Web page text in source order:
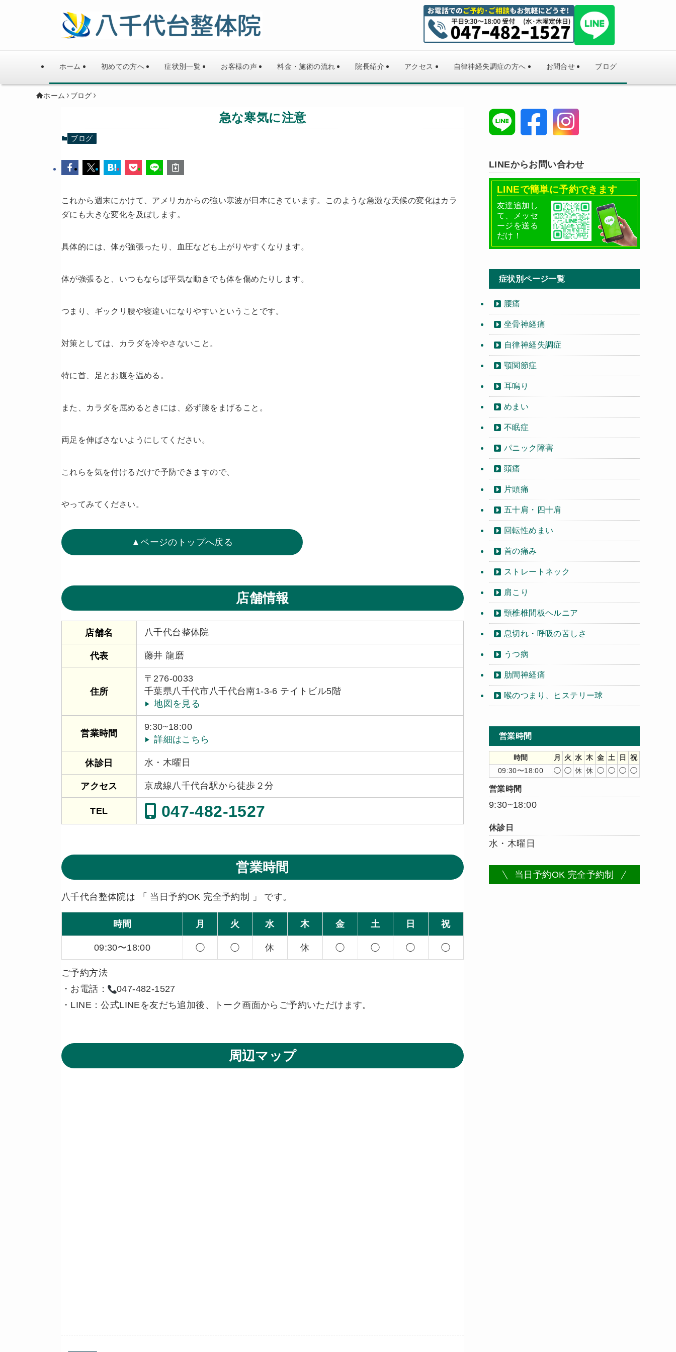
ホーム 初めての方へ 症状別一覧 お客様の声 料金・施術の流れ 院長紹介 アクセス 自律神経失調症の方へ お問合せ ブログ
ホーム ブログ
急な寒気に注意
ブログ
これから週末にかけて、アメリカからの強い寒波が日本に きています。このような急激な天候の変化はカラ
ダにも大きな変化を 及ぼします。
具体的には、体が強張ったり、血圧なども上がりやすくなります。
体が強張ると、いつもならば平気な動きでも体を傷めたりします。
つまり、ギックリ腰や寝違いになりやすいということです。
対策としては、カラダを冷やさないこと。
特に首、足とお腹を温める。
また、カラダを屈めるときには、必ず膝をまげること。
両足を伸ばさないようにしてください。
これらを気を付けるだけで予防できますので、
やってみてください。
▲ページのトップへ戻る
店舗情報
店舗名 八千代台整体院
代表 藤井 龍磨
住所
〒276-0033
千葉県八千代市八千代台南1-3-6 テイトビル5階
地図を見る
営業時間
9:30~18:00
詳細はこちら
休診日 水・木曜日
アクセス 京成線八千代台駅から徒歩２分
TEL 047-482-1527
営業時間
八千代台整体院は 「 当日予約OK 完全予約制 」 です。
時間 月 火 水 木 金 土 日 祝
09:30〜18:00 ◯ ◯ 休 休 ◯ ◯ ◯ ◯
ご予約方法
・お電話：
047-482-1527
・LINE：公式LINEを友だち追加後、トーク画面からご予約いただけます。
周辺マップ
LINEからお問い合わせ
LINEで簡単に予約できます
友達追加し
て、メッセ
ージを送る
だけ！
症状別ページ一覧
腰痛
坐骨神経痛
自律神経失調症
顎関節症
耳鳴り
めまい
不眠症
パニック障害
頭痛
片頭痛
五十肩・四十肩
回転性めまい
首の痛み
ストレートネック
肩こり
頸椎椎間板ヘルニア
息切れ・呼吸の苦しさ
うつ病
肋間神経痛
喉のつまり、ヒステリー球
営業時間
時間 月 火 水 木 金 土 日
祝
09:30〜18:00
◯ ◯ 休 休 ◯ ◯ ◯ ◯
営業時間
9:30~18:00
休診日
水・木曜日
当日予約OK 完全予約制